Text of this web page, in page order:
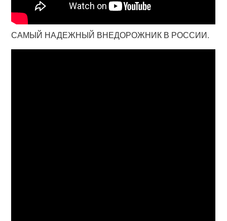
САМЫЙ НАДЕЖНЫЙ ВНЕДОРОЖНИК В РОССИИ.